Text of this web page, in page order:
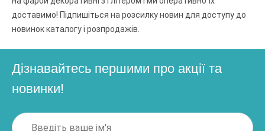
доставимо! Підпишіться на розсилку новин для доступу до
новинок каталогу і розпродажів.
Дізнавайтесь першими про акції та
новинки!